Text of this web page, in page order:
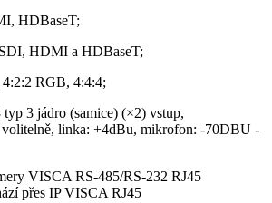
HDBaseT;
HDMI a HDBaseT;
RGB, 4:4:4;
3 jádro (samice) (×2) vstup,
linka: +4dBu, mikrofon: -70DBU -
VISCA RS-485/RS-232 RJ45
přes IP VISCA RJ45